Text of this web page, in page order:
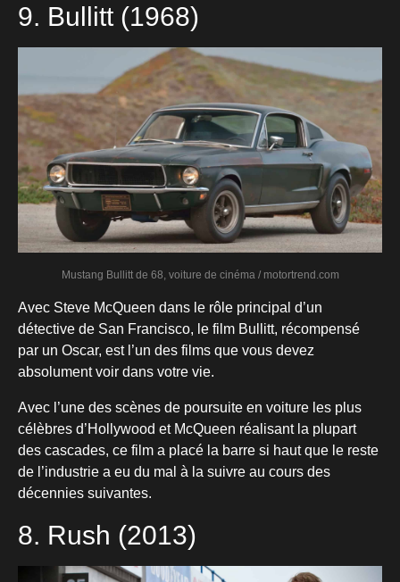
9. Bullitt (1968)
Mustang Bullitt de 68, voiture de cinéma / motortrend.com
Avec Steve McQueen dans le rôle principal d’un
détective de San Francisco, le film Bullitt, récompensé
par un Oscar, est l’un des films que vous devez
absolument voir dans votre vie.
Avec l’une des scènes de poursuite en voiture les plus
célèbres d’Hollywood et McQueen réalisant la plupart
des cascades, ce film a placé la barre si haut que le reste
de l’industrie a eu du mal à la suivre au cours des
décennies suivantes.
8. Rush (2013)